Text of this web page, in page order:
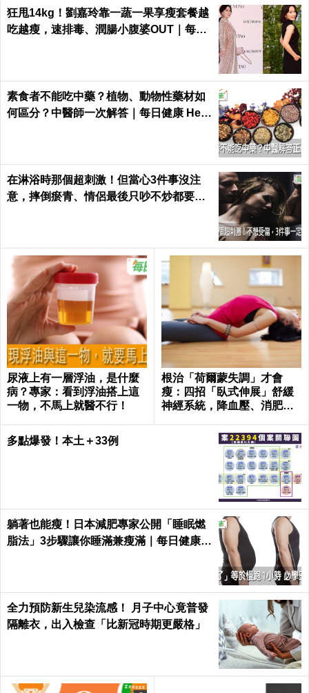
狂甩14kg！劉嘉玲靠一蔬一果享瘦套餐越
吃越瘦，速排毒、潤腸小腹婆OUT｜每日
素食者不能吃中藥？植物、動物性藥材如
何區分？中醫師一次解答｜每日健康 Heal
在淋浴時那個超刺激！但當心3件事沒注
意，摔倒瘀青、情侶最後只吵不炒都要怪
尿液上有一層浮油，是什麼
病？專家：看到浮油搭上這
一物，不馬上就醫不行！
根治「荷爾蒙失調」才會
瘦：四招「臥式伸展」舒緩
神經系統，降血壓、消肥胖
多點爆發！本土＋33例
躺著也能瘦！日本減肥專家公開「睡眠燃
脂法」3步驟讓你睡滿兼瘦滿｜每日健康 H
全力預防新生兒染流感！ 月子中心竟普發
隔離衣，出入檢查「比新冠時期更嚴格」